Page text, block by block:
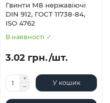
Гвинти М8 нержавіючі
DIN 912, ГОСТ 11738-84,
ISO 4762
В наявності ✓
3.02 грн./шт.
У кошик